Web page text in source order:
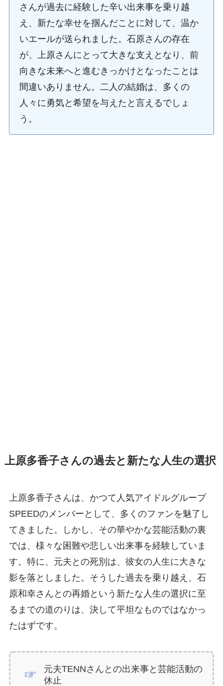
さんが過去に経験した辛い出来事を乗り越
え、新たな幸せを掴んだことに対して、温か
いエールが送られました。石原さんの存在
が、上原さんにとって大きな支えとなり、前
向きな未来へと進むきっかけとなったことは
間違いありません。二人の結婚は、多くの
人々に勇気と希望を与えたと言えるでしょ
う。
上原多香子さんの過去と新たな人生の選択
上原多香子さんは、かつて人気アイドルグループ
SPEEDのメンバーとして、多くのファンを魅了し
てきました。しかし、その華やかな芸能活動の裏
では、様々な困難や悲しい出来事を経験していま
す。特に、元夫との死別は、彼女の人生に大きな
影を落としました。そうした過去を乗り越え、石
原和幸さんとの再婚という新たな人生の選択に至
るまでの道のりは、決して平坦なものではなかっ
たはずです。
元夫TENNさんとの出来事と芸能活動の
休止